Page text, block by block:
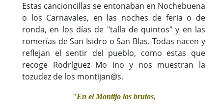
Estas cancioncillas se entonaban en Nochebuena
o los Carnavales, en las noches de feria o de
ronda, en los días de "talla de quintos" y en las
romerías de San Isidro o San Blas. Todas nacen y
reflejan el sentir del pueblo, como estas que
recoge Rodríguez Mo ino y nos muestran la
tozudez de los montijan@s.
"En el Montijo los brutos,